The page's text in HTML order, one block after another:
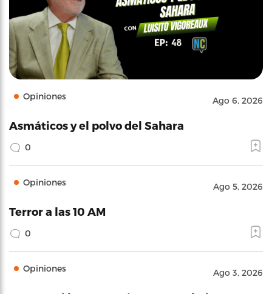
Opiniones Ago 6, 2026
Asmáticos y el polvo del Sahara
0
Opiniones Ago 5, 2026
Terror a las 10 AM
0
Opiniones Ago 3, 2026